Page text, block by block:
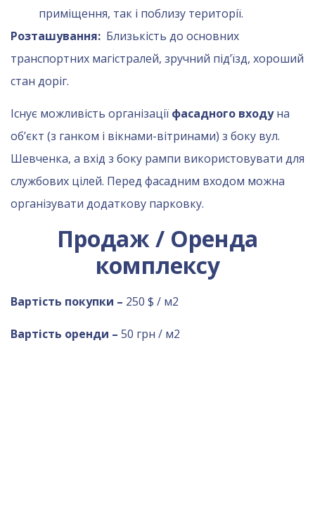
приміщення, так і поблизу території.
Розташування: Близькість до основних
транспортних магістралей, зручний під’їзд, хороший
стан доріг.
Існує можливість організації фасадного входуна
об’єкт (з ганком і вікнами-вітринами) з боку вул.
Шевченка, а вхід з боку рампи використовувати для
службових цілей. Перед фасадним входом можна
організувати додаткову парковку.
Продаж / Оренда
комплексу
Вартість покупки – 250 $ / м2
Вартість оренди – 50 грн / м2